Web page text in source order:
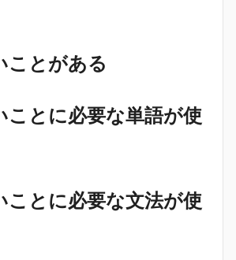
ことがある
ことに必要な単語が使
ことに必要な文法が使